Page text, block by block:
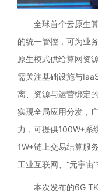
全球首个云原生
的统一管控，可为业
原生模式供给算网资
需关注基础设施与
离、资源与运营绑定
实现全局应用分发，
力，可提供100W+系
1W+链上交易结算服
工业互联网、“元宇宙
本次发布的6G